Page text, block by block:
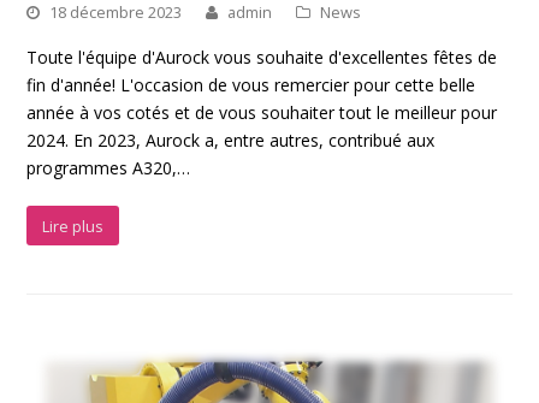
18 décembre 2023 admin News
Toute l'équipe d'Aurock vous souhaite d'excellentes fêtes de
fin d'année! L'occasion de vous remercier pour cette belle
année à vos cotés et de vous souhaiter tout le meilleur pour
2024. En 2023, Aurock a, entre autres, contribué aux
programmes A320,…
Lire plus